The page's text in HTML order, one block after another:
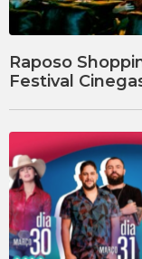
Raposo
Festival